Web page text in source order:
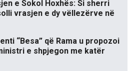
e Sokol Hoxhës: Si sherri
vrasjen e dy vëllezërve në
“Besa” që Rama u propozoi
e shpjegon me katër